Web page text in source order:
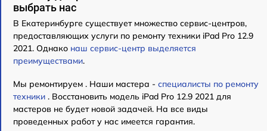
выбрать нас
В Екатеринбурге существует множество сервис-центров,
предоставляющих услуги по ремонту техники iPad Pro 12.9
2021. Однако наш сервис-центр выделяется
преимуществами.
Мы ремонтируем . Наши мастера - специалисты по ремонту
техники . Восстановить модель iPad Pro 12.9 2021 для
мастеров не будет новой задачей. На все виды
проведенных работ у нас имеется гарантия.